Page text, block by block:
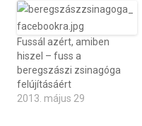
Fussál azért, amiben
hiszel – fuss a
beregszászi zsinagóga
felújításáért
2013. május 29